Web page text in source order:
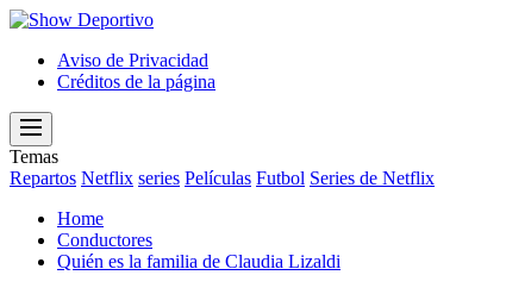
Show
Aviso de Privacidad
Créditos de la página
Menu
Temas
Repartos Netflix series Películas Futbol Series de Netflix
Home
Conductores
Quién es la familia de Claudia Lizaldi